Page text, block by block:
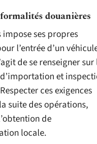
douanières
impose ses propres
l’entrée d’un
de se renseigner sur
et
ces exigences
suite des opérations,
de
locale.